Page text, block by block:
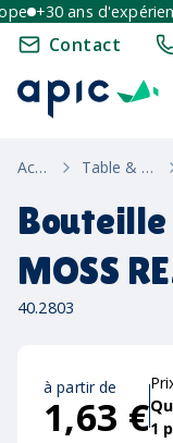
+30 ans d'expérience
Contact
Accueil Table & Maison
Bouteille
MOSS
40.2803
à partir de
1,63 €1